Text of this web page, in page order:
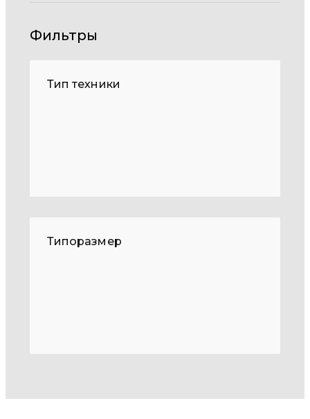
Фильтры
Тип техники
Типоразмер